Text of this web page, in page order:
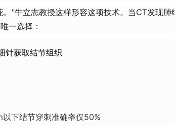
"牛立志教授这样形容这项技术。当CT发现肺
一选择：
针获取结节组织
下结节穿刺准确率仅50%